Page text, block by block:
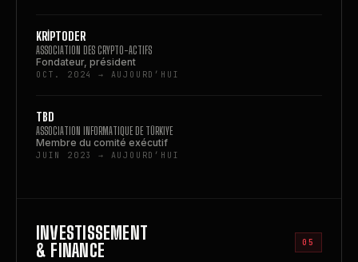
KRİPTODER
ASSOCIATION DES CRYPTO-ACTIFS
Fondateur, président
OCT. 2024 → AUJOURD’HUI
TBD
ASSOCIATION INFORMATIQUE DE TÜRKIYE
Membre du comité exécutif
JUIN 2023 → AUJOURD’HUI
INVESTISSEMENT
& FINANCE
05